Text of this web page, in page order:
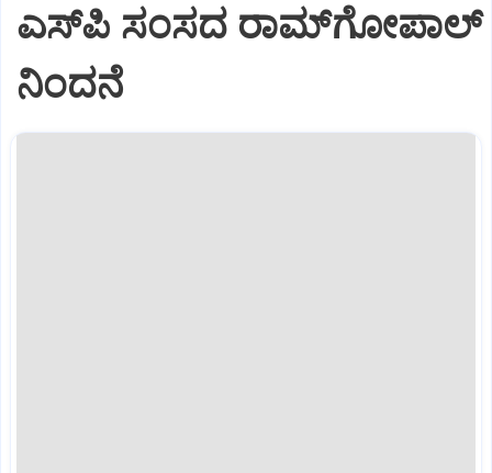
ಎಸ್‌ಪಿ ಸಂಸದ ರಾಮ್‌ಗೋಪಾಲ್‌
ನಿಂದನೆ